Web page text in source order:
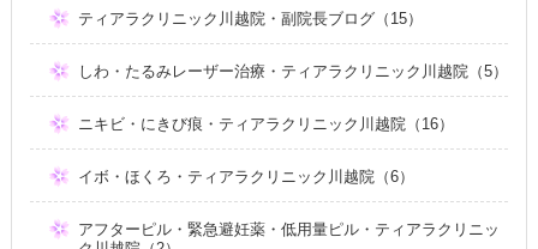
ティアラクリニック川越院・副院長ブログ（15）
しわ・たるみレーザー治療・ティアラクリニック川越院（5）
ニキビ・にきび痕・ティアラクリニック川越院（16）
イボ・ほくろ・ティアラクリニック川越院（6）
アフターピル・緊急避妊薬・低用量ピル・ティアラクリニッ